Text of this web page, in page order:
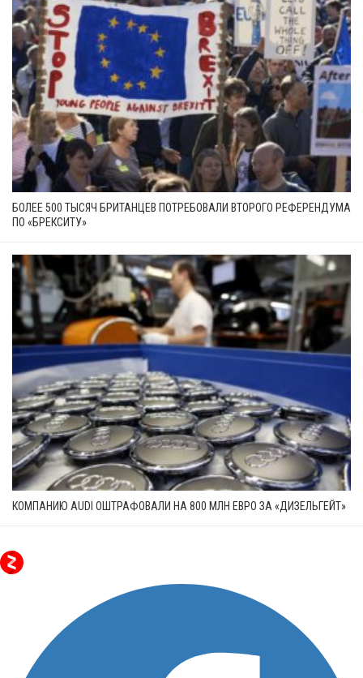
БОЛЕЕ 500 ТЫСЯЧ БРИТАНЦЕВ ПОТРЕБОВАЛИ ВТОРОГО РЕФЕРЕНДУМА
ПО «БРЕКСИТУ»
КОМПАНИЮ AUDI ОШТРАФОВАЛИ НА 800 МЛН ЕВРО ЗА «ДИЗЕЛЬГЕЙТ»